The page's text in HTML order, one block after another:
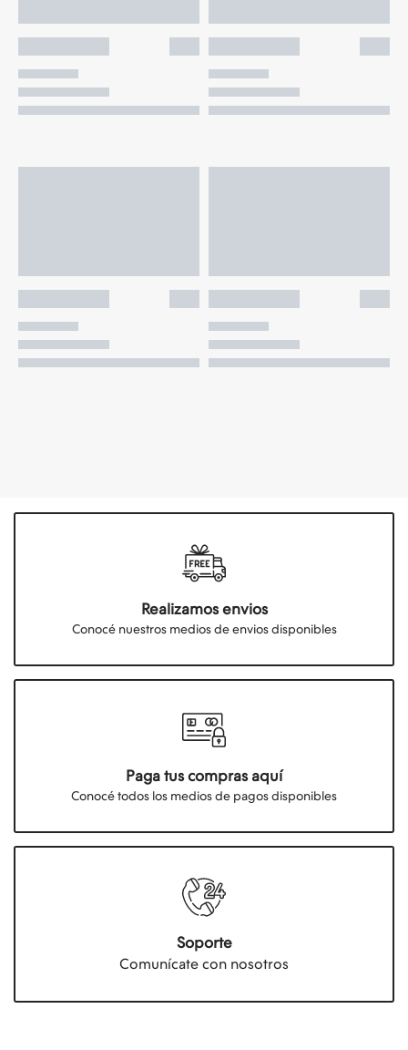
Realizamos envios
Conocé nuestros medios de envios disponibles
Paga tus compras aquí
Conocé todos los medios de pagos disponibles
Soporte
Comunícate con nosotros